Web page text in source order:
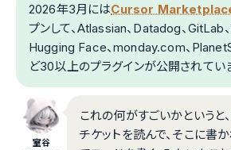
2026年3月にはCursor
プンして、Atlassian、Datadog、GitLab、
Hugging Face、monday.com、
ど30以上のプラグインが公開されてい
室谷
これの何がすごいかというと
チケットを読んで、そこに書